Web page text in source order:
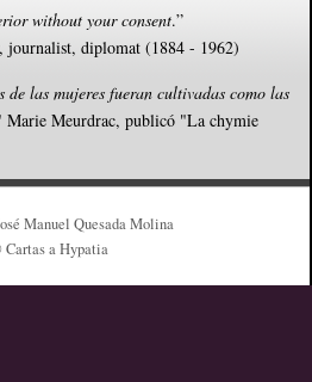
without your consent.”
diplomat (1884 - 1962)
de las mujeres fueran cultivadas como las
Marie Meurdrac, publicó "La chymie
Manuel Quesada Molina
a Hypatia